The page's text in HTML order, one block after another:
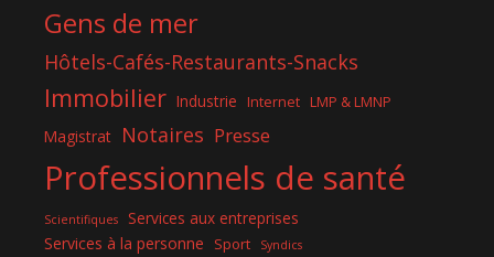
Gens de mer
Hôtels-Cafés-Restaurants-Snacks
Immobilier Industrie Internet LMP & LMNP
Magistrat Notaires Presse
Professionnels de santé
Scientifiques
Services aux entreprises
Services à la personne
Sport Syndics